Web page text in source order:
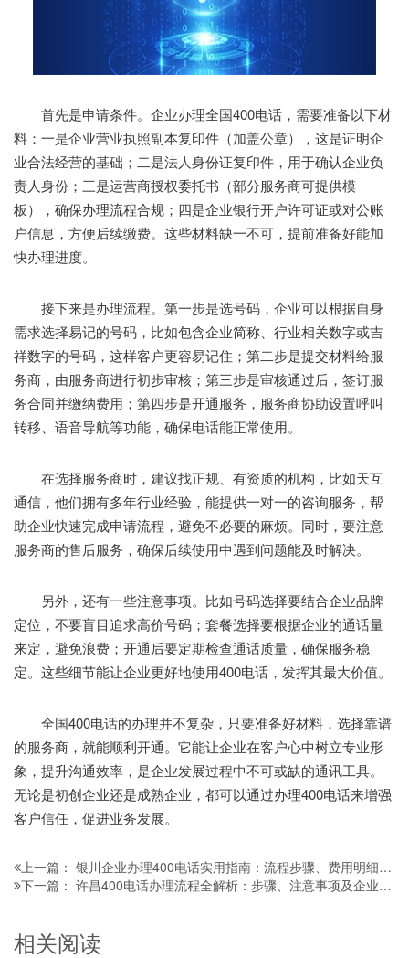
首先是申请条件。企业办理全国400电话，需要准备以下材
料：一是企业营业执照副本复印件（加盖公章），这是证明企
业合法经营的基础；二是法人身份证复印件，用于确认企业负
责人身份；三是运营商授权委托书（部分服务商可提供模
板），确保办理流程合规；四是企业银行开户许可证或对公账
户信息，方便后续缴费。这些材料缺一不可，提前准备好能加
快办理进度。
接下来是办理流程。第一步是选号码，企业可以根据自身
需求选择易记的号码，比如包含企业简称、行业相关数字或吉
祥数字的号码，这样客户更容易记住；第二步是提交材料给服
务商，由服务商进行初步审核；第三步是审核通过后，签订服
务合同并缴纳费用；第四步是开通服务，服务商协助设置呼叫
转移、语音导航等功能，确保电话能正常使用。
在选择服务商时，建议找正规、有资质的机构，比如天互
通信，他们拥有多年行业经验，能提供一对一的咨询服务，帮
助企业快速完成申请流程，避免不必要的麻烦。同时，要注意
服务商的售后服务，确保后续使用中遇到问题能及时解决。
另外，还有一些注意事项。比如号码选择要结合企业品牌
定位，不要盲目追求高价号码；套餐选择要根据企业的通话量
来定，避免浪费；开通后要定期检查通话质量，确保服务稳
定。这些细节能让企业更好地使用400电话，发挥其最大价值。
全国400电话的办理并不复杂，只要准备好材料，选择靠谱
的服务商，就能顺利开通。它能让企业在客户心中树立专业形
象，提升沟通效率，是企业发展过程中不可或缺的通讯工具。
无论是初创企业还是成熟企业，都可以通过办理400电话来增强
客户信任，促进业务发展。
上一篇： 银川企业办理400电话实用指南：流程步骤、费用明细与避坑技巧全解析
下一篇： 许昌400电话办理流程全解析：步骤、注意事项及企业必知要点
相关阅读